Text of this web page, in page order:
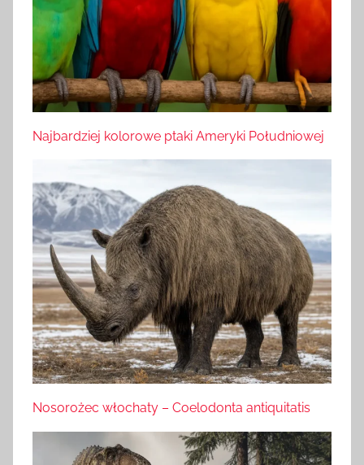
Najbardziej kolorowe ptaki Ameryki Południowej
Nosorożec włochaty – Coelodonta antiquitatis